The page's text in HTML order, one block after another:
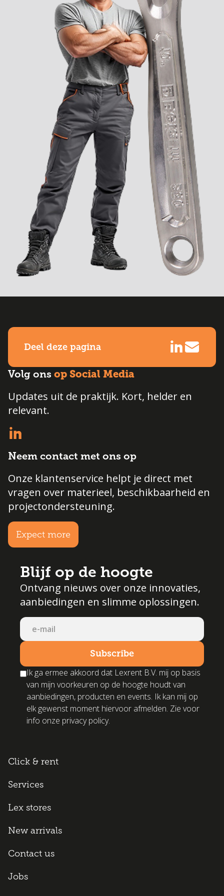
Deel deze pagina
Volg ons op Social Media
Updates uit de praktijk. Kort, helder en
relevant.
Neem contact met ons op
Onze klantenservice helpt je direct met
vragen over materieel, beschikbaarheid en
projectondersteuning.
Expect more
Blijf op de hoogte
Ontvang nieuws over onze innovaties,
aanbiedingen en slimme oplossingen.
Ik ga ermee akkoord dat Lexrent B.V. mij op basis
van mijn voorkeuren op de hoogte houdt van
aanbiedingen, producten en events. Ik kan mij op
elk gewenst moment hiervoor afmelden. Zie voor
info onze privacy policy.
Click & rent
Services
Lex stores
New arrivals
Contact us
Jobs